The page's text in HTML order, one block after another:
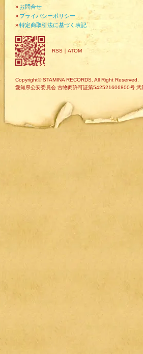
» お問合せ
» プライバシーポリシー
»特定商取引法に基づく表記
RSS ｜ ATOM
Copyright© STAMINA RECORDS. All Right Reserved.
愛知県公安委員会 古物商許可証第542521606800号 武